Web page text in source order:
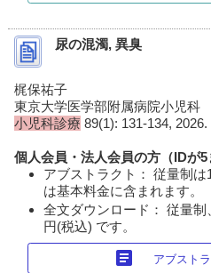
尿の混濁, 異臭
梶保祐子
東京大学医学部附属病院小児科
小児科診療 89(1): 131-134, 2026.
個人会員・法人会員の方（IDが5
アブストラクト： 従量制
は基本料金に含まれます。
全文ダウンロード： 従量
円(税込) です。
article アブスト